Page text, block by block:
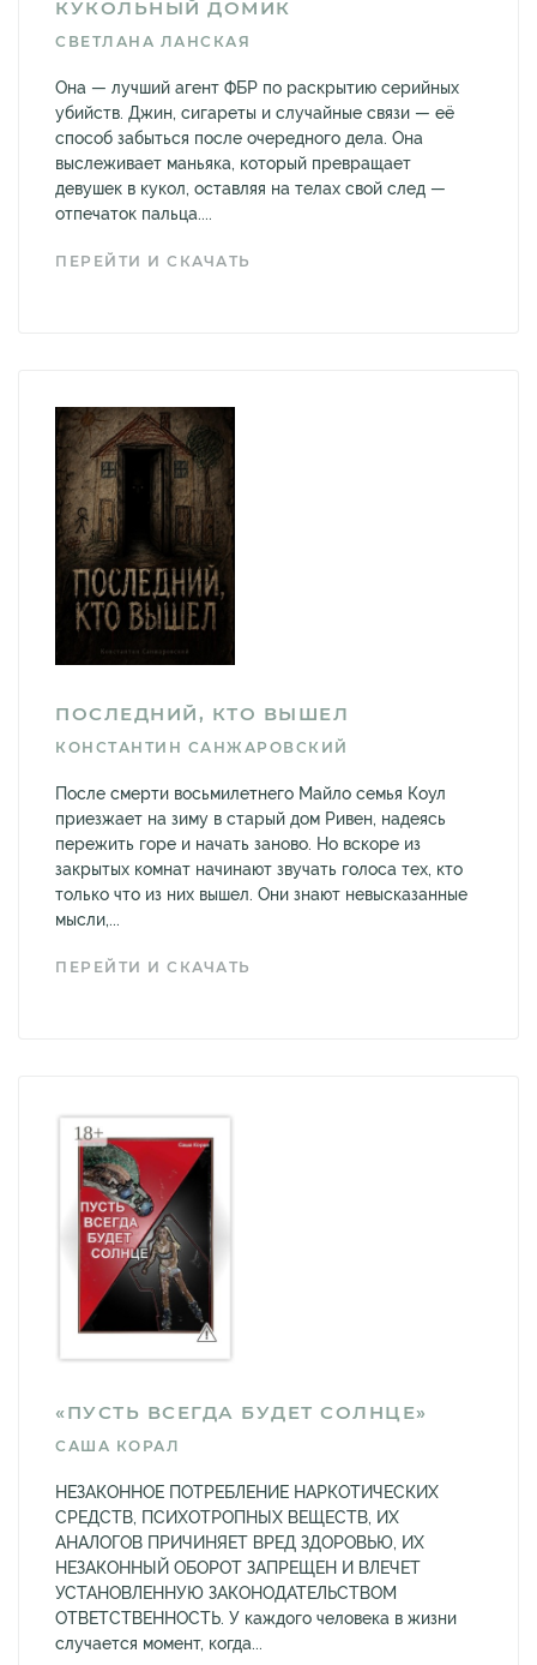
КУКОЛЬНЫЙ ДОМИК
СВЕТЛАНА ЛАНСКАЯ
Она — лучший агент ФБР по раскрытию серийных
убийств. Джин, сигареты и случайные связи — её
способ забыться после очередного дела. Она
выслеживает маньяка, который превращает
девушек в кукол, оставляя на телах свой след —
отпечаток пальца....
ПЕРЕЙТИ И СКАЧАТЬ
ПОСЛЕДНИЙ, КТО ВЫШЕЛ
КОНСТАНТИН САНЖАРОВСКИЙ
После смерти восьмилетнего Майло семья Коул
приезжает на зиму в старый дом Ривен, надеясь
пережить горе и начать заново. Но вскоре из
закрытых комнат начинают звучать голоса тех, кто
только что из них вышел. Они знают невысказанные
мысли,...
ПЕРЕЙТИ И СКАЧАТЬ
«ПУСТЬ ВСЕГДА БУДЕТ СОЛНЦЕ»
САША КОРАЛ
НЕЗАКОННОЕ ПОТРЕБЛЕНИЕ НАРКОТИЧЕСКИХ
СРЕДСТВ, ПСИХОТРОПНЫХ ВЕЩЕСТВ, ИХ
АНАЛОГОВ ПРИЧИНЯЕТ ВРЕД ЗДОРОВЬЮ, ИХ
НЕЗАКОННЫЙ ОБОРОТ ЗАПРЕЩЕН И ВЛЕЧЕТ
УСТАНОВЛЕННУЮ ЗАКОНОДАТЕЛЬСТВОМ
ОТВЕТСТВЕННОСТЬ. У каждого человека в жизни
случается момент, когда...